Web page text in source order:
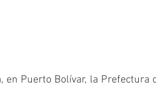
en Puerto Bolívar, la Prefectura